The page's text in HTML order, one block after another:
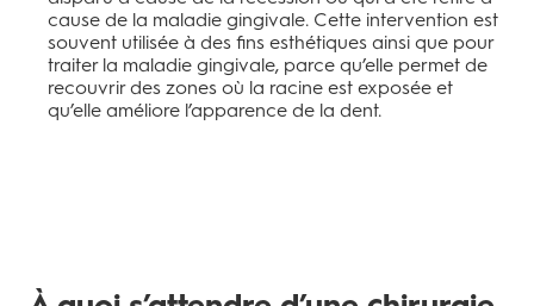
cause de la maladie gingivale. Cette intervention est
souvent utilisée à des fins esthétiques ainsi que pour
traiter la maladie gingivale, parce qu’elle permet de
recouvrir des zones où la racine est exposée et
qu’elle améliore l’apparence de la dent.